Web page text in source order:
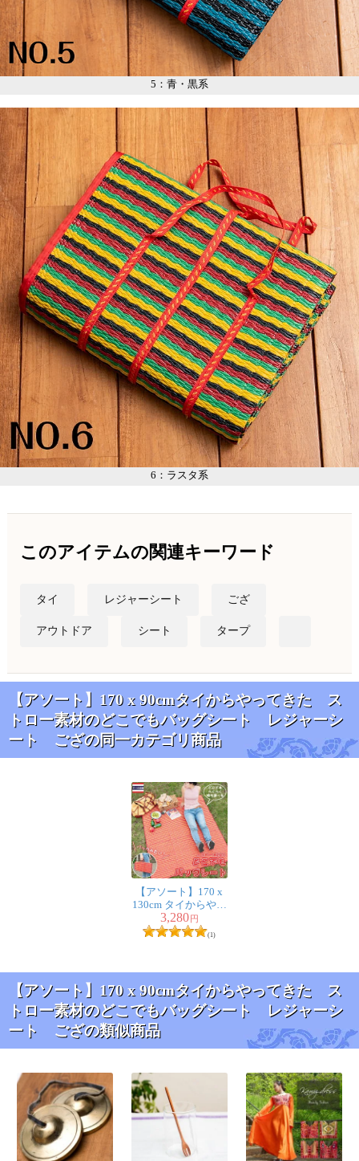
5：青・黒系
6：ラスタ系
このアイテムの関連キーワード
タイ レジャーシート ござ
アウトドア シート タープ
【アソート】170 x 90cmタイからやってきた ス
トロー素材のどこでもバッグシート レジャーシ
ート ござの同一カテゴリ商品
【アソート】170 x
130cm タイからやっ
てきた ストロー素
材のどこでもバッグ
3,280円
(1)
【アソート】170 x 90cmタイからやってきた ス
トロー素材のどこでもバッグシート レジャーシ
ート ござの類似商品